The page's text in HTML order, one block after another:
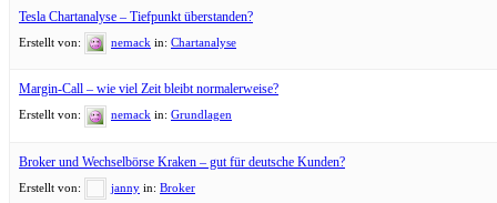
Tesla Chartanalyse – Tiefpunkt überstanden?
Erstellt von: nemack in: Chartanalyse
Margin-Call – wie viel Zeit bleibt normalerweise?
Erstellt von: nemack in: Grundlagen
Broker und Wechselbörse Kraken – gut für deutsche Kunden?
Erstellt von: janny in: Broker